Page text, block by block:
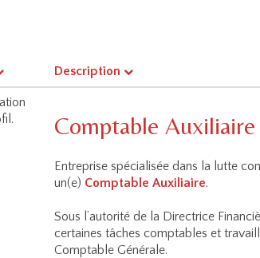
Description
Comptable
Entreprise spécialisée dans la lutte
un(e) Comptable Auxiliaire.
Sous l’autorité de la Directrice
certaines tâches comptables et
Comptable Générale.